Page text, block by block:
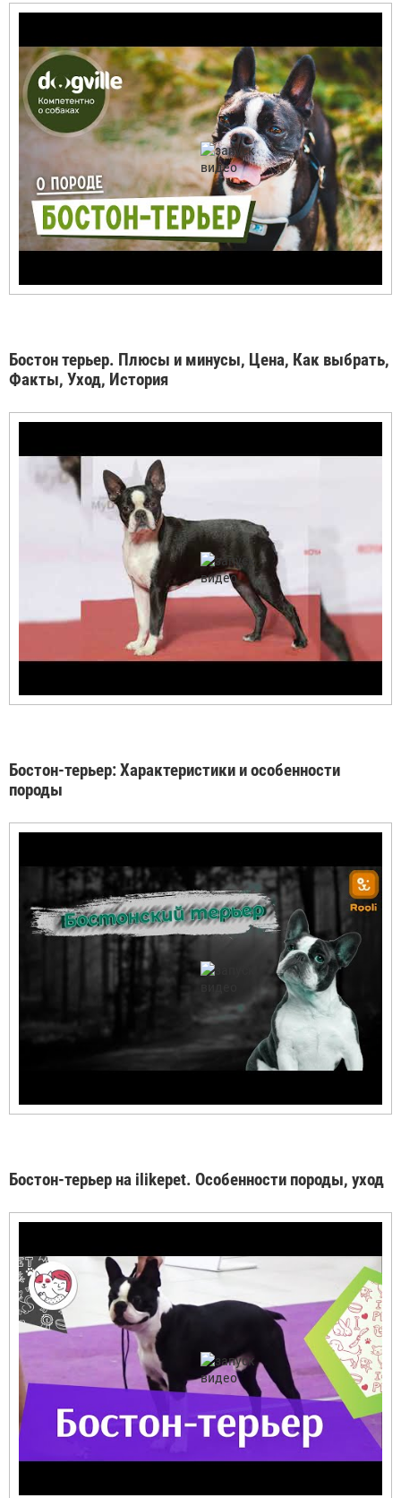
Бостон терьер. Плюсы и минусы, Цена, Как выбрать,
Факты, Уход, История
Бостон-терьер: Характеристики и особенности
породы
Бостон-терьер на ilikepet. Особенности породы, уход